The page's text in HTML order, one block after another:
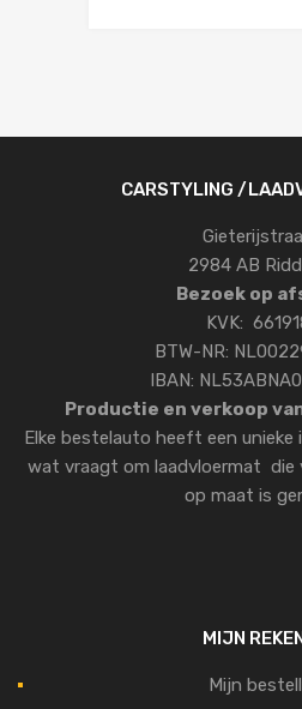
CARSTYLING /
2984 AB
Bezoek op
KVK:
BTW-NR:
IBAN:
Productie en verkoop
Elke bestelauto heeft een unieke
wat vraagt om laadvloermat die
op maat is
MIJN
Mijn